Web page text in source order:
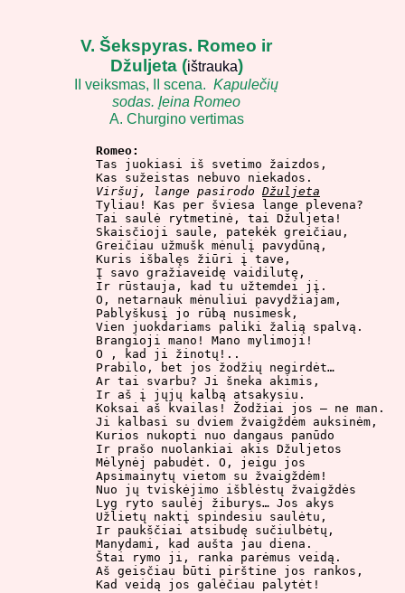
V. Šekspyras. Romeo ir
Džuljeta(ištrauka)
II veiksmas, II scena. Kapulečių
sodas. Įeina Romeo
A. Churgino vertimas
Romeo:
Tas juokiasi iš svetimo žaizdos,
Viršuj, lange pasirodo Džuljeta
Tyliau! Kas per šviesa lange plevena?
Tai saulė rytmetinė, tai Džuljeta!
Skaisčioji saule, patekėk greičiau,
Greičiau užmušk mėnulį pavydūną,
Kuris išbalęs žiūri į tave,
Į savo gražiaveidę vaidilutę,
Ir rūstauja, kad tu užtemdei jį.
O, netarnauk mėnuliui pavydžiajam,
Pablyškusį jo rūbą nusimesk,
Vien juokdariams paliki žalią spalvą.
Brangioji mano! Mano mylimoji!
O , kad ji žinotų!..
Prabilo, bet jos žodžių negirdėt…
Ar tai svarbu? Ji šneka akimis,
Ir aš į jųjų kalbą atsakysiu.
Koksai aš kvailas! Žodžiai jos – ne man.
Ji kalbasi su dviem žvaigždėm auksinėm,
Kurios nukopti nuo dangaus panūdo
Ir prašo nuolankiai akis Džuljetos
Mėlynėj pabudėt. O, jeigu jos
Apsimainytų vietom su žvaigždėm!
Nuo jų tviskėjimo išblėstų žvaigždės
Lyg ryto saulėj žiburys… Jos akys
Užlietų naktį spindesiu saulėtu,
Ir paukščiai atsibudę sučiulbėtų,
Manydami, kad aušta jau diena.
Štai rymo ji, ranka parėmus veidą.
Aš geisčiau būti pirštine jos rankos,
Kad veidą jos galėčiau palytėt!